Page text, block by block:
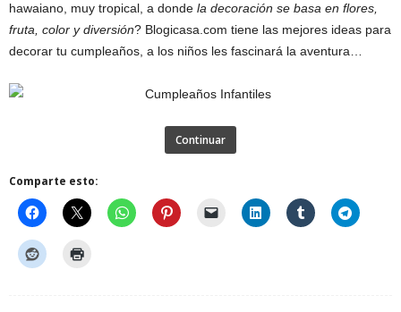
hawaiano, muy tropical, a donde la decoración se basa en flores,
fruta, color y diversión? Blogicasa.com tiene las mejores ideas para
decorar tu cumpleaños, a los niños les fascinará la aventura…
Continuar
Comparte esto: